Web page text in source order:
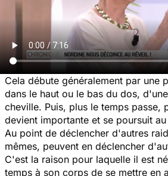
Cela débute généralement par une
dans le haut ou le bas du dos,
cheville. Puis, plus le temps passe,
devient importante et se poursuit
Au point de déclencher d'autres
mêmes, peuvent en déclencher
C'est la raison pour laquelle il est
temps à son corps de se mettre en